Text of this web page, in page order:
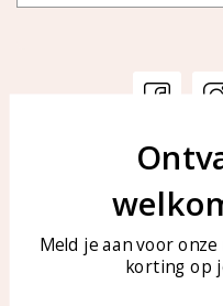
Veelgestelde vragen
Sieraden onderhouden
Meld je aan voor
korting op